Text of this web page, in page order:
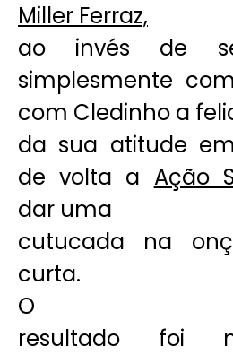
Miller Ferraz,
ao invés de
simplesmente
com Cledinho a
da sua atitude
de volta a Ação
dar uma
cutucada na
curta.
O
resultado foi